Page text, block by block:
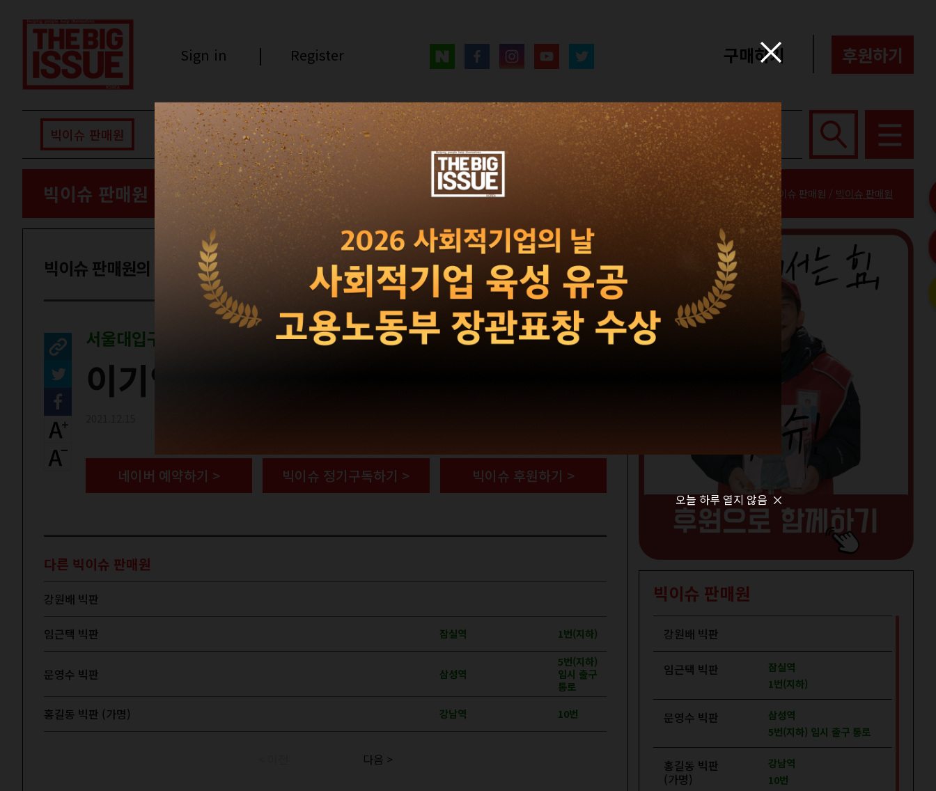
Sign in Register 구매하기 후원하기
빅이슈 판매원 후원하기 매거진 광고 · 제휴 빅이슈 서포터즈 About
빅이슈 판매원 홈 / 빅이슈 판매원 / 빅이슈 판매원
빅이슈 판매원의 이야기
서울대입구역 2번
이기영 빅판
네이버 예약하기 > 빅이슈 정기구독하기 > 빅이슈 후원하기 >
다른 빅이슈 판매원
강원배 빅판
임근택 빅판 잠실역 1번(지하)
문영수 빅판 삼성역
5번(지하)
임시 출구
통로
홍길동 빅판 (가명) 강남역 10번
다음 >
빅이슈 판매원
강원배 빅판
임근택 빅판
잠실역
1번(지하)
문영수 빅판
삼성역
5번(지하) 임시 출구 통로
홍길동 빅판
(가명)
강남역
10번
오늘 하루 열지 않음